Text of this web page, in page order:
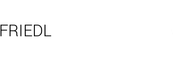
FRIEDL